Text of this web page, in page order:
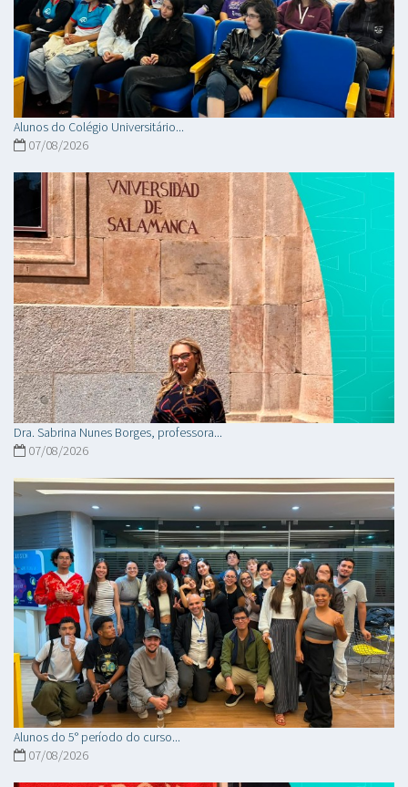
Alunos do Colégio Universitário...
07/08/2026
Dra. Sabrina Nunes Borges, professora...
07/08/2026
Alunos do 5° período do curso...
07/08/2026